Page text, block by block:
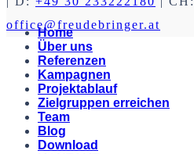
office@freudebringer.at
Home
Über uns
Referenzen
Kampagnen
Projektablauf
Zielgruppen erreichen
Team
Blog
Download